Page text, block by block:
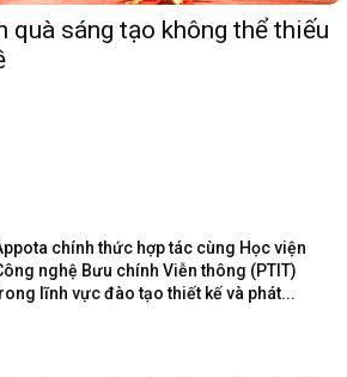
quà sáng tạo không thể thiếu
chính thức hợp tác cùng Học viện
nghệ Bưu chính Viễn thông (PTIT)
lĩnh vực đào tạo thiết kế và phát...